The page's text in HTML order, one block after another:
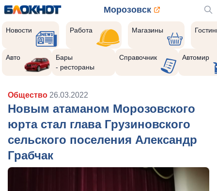
Морозовск
Новости Работа Магазины
Авто
Бары
- рестораны
Справочник Автомир
Общество 26.03.2022
Новым атаманом Морозовского
юрта стал глава Грузиновского
сельского поселения Александр
Грабчак